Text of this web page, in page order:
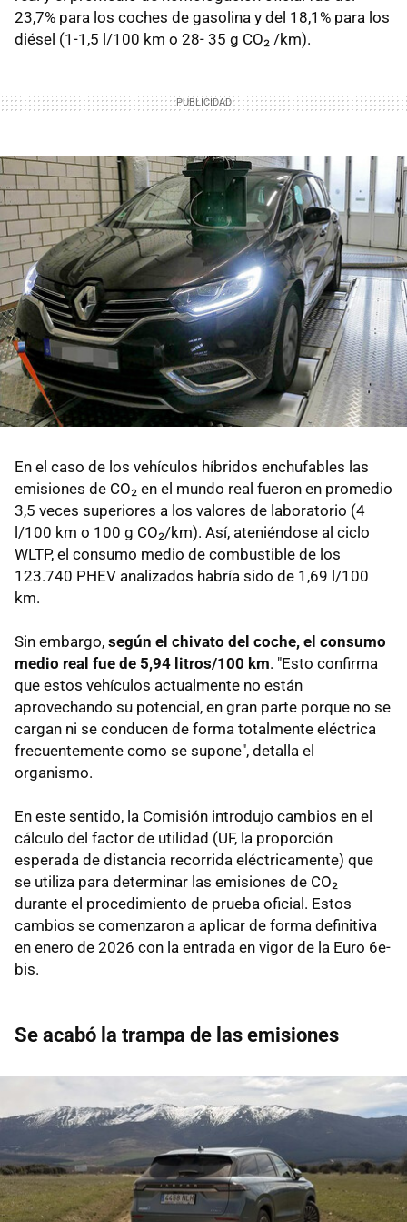
23,7% para los coches de gasolina y del 18,1% para los
diésel (1-1,5 l/100 km o 28- 35 g CO₂ /km).
En el caso de los vehículos híbridos enchufables las
emisiones de CO₂ en el mundo real fueron en promedio
3,5 veces superiores a los valores de laboratorio (4
l/100 km o 100 g CO₂/km). Así, ateniéndose al ciclo
WLTP, el consumo medio de combustible de los
123.740 PHEV analizados habría sido de 1,69 l/100
km.
Sin embargo, según el chivato del coche, el consumo
medio real fue de 5,94 litros/100 km. "Esto confirma
que estos vehículos actualmente no están
aprovechando su potencial, en gran parte porque no se
cargan ni se conducen de forma totalmente eléctrica
frecuentemente como se supone", detalla el
organismo.
En este sentido, la Comisión introdujo cambios en el
cálculo del factor de utilidad (UF, la proporción
esperada de distancia recorrida eléctricamente) que
se utiliza para determinar las emisiones de CO₂
durante el procedimiento de prueba oficial. Estos
cambios se comenzaron a aplicar de forma definitiva
en enero de 2026 con la entrada en vigor de la Euro 6e-
bis.
Se acabó la trampa de las emisiones